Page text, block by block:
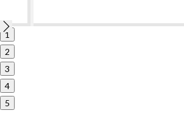
1
2
3
4
5